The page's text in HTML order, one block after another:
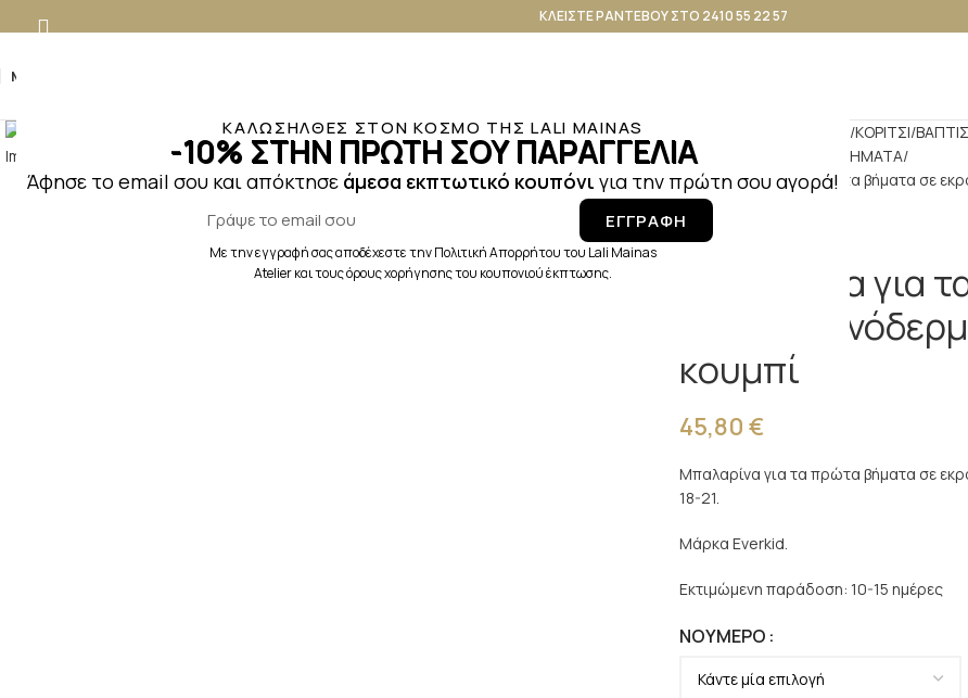
ΚΑΛΩΣΗΛΘΕΣ ΣΤΟΝ ΚΟΣΜΟ ΤΗΣ LALI MAINAS
-10% ΣΤΗΝ ΠΡΩΤΗ ΣΟΥ ΠΑΡΑΓΓΕΛΙΑ
Άφησε το email σου και απόκτησε άμεσα εκπτωτικό κουπόνι για την πρώτη σου αγορά!
ΕΓΓΡΑΦΗ
Με την εγγραφή σας αποδέχεστε την Πολιτική Απορρήτου του Lali Mainas
Atelier και τους όρους χορήγησης του κουπονιού έκπτωσης.
ΚΛΕΙΣΤΕ ΡΑΝΤΕΒΟΥ ΣΤΟ 2410 55 22 57
MENU
ΚΟΡΙΤΣΙ
ΠΑΠΟΥΤΣΑΚΙΑ ΠΡΩΤΑ ΒΗΜΑΤΑ
Μπαλαρίνα για τα πρώτα βήματα σε
Μπαλαρίνα για
εκρού
κουμπί
45,80 €
Μπαλαρίνα για τα πρώτα βήματα σε
18-21.
Μάρκα Everkid.
Εκτιμώμενη παράδοση: 10-15 ημέρες
ΝΟΎΜΕΡΟ